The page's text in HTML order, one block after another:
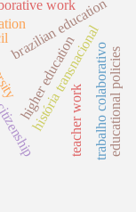
história transnacional
brazilian education
higher education trabalho colaborativo
work
teacher work educational policies